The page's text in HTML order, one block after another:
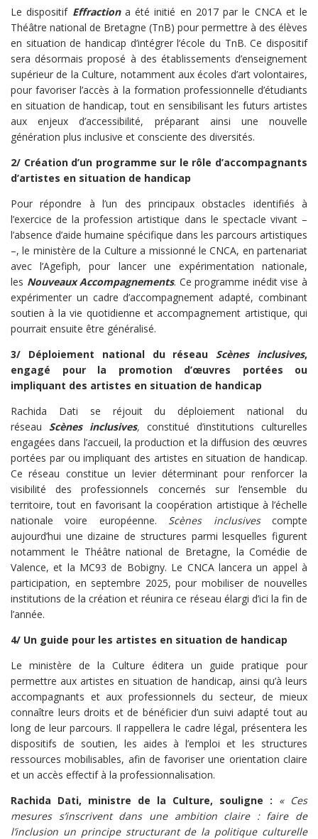
Le dispositif Effraction a été initié en 2017 par le CNCA et le
Théâtre national de Bretagne (TnB) pour permettre à des élèves
en situation de handicap d’intégrer l’école du TnB. Ce dispositif
sera désormais proposé à des établissements d’enseignement
supérieur de la Culture, notamment aux écoles d’art volontaires,
pour favoriser l’accès à la formation professionnelle d’étudiants
en situation de handicap, tout en sensibilisant les futurs artistes
aux enjeux d’accessibilité, préparant ainsi une nouvelle
génération plus inclusive et consciente des diversités.
2/ Création d’un programme sur le rôle d’accompagnants
d’artistes en situation de handicap
Pour répondre à l’un des principaux obstacles identifiés à
l’exercice de la profession artistique dans le spectacle vivant –
l’absence d’aide humaine spécifique dans les parcours artistiques
–, le ministère de la Culture a missionné le CNCA, en partenariat
avec l’Agefiph, pour lancer une expérimentation nationale,
les Nouveaux Accompagnements. Ce programme inédit vise à
expérimenter un cadre d’accompagnement adapté, combinant
soutien à la vie quotidienne et accompagnement artistique, qui
pourrait ensuite être généralisé.
3/ Déploiement national du réseau Scènes inclusives,
engagé pour la promotion d’œuvres portées ou
impliquant des artistes en situation de handicap
Rachida Dati se réjouit du déploiement national du
réseau Scènes inclusives, constitué d’institutions culturelles
engagées dans l’accueil, la production et la diffusion des œuvres
portées par ou impliquant des artistes en situation de handicap.
Ce réseau constitue un levier déterminant pour renforcer la
visibilité des professionnels concernés sur l’ensemble du
territoire, tout en favorisant la coopération artistique à l’échelle
nationale voire européenne. Scènes inclusivescompte
aujourd’hui une dizaine de structures parmi lesquelles figurent
notamment le Théâtre national de Bretagne, la Comédie de
Valence, et la MC93 de Bobigny. Le CNCA lancera un appel à
participation, en septembre 2025, pour mobiliser de nouvelles
institutions de la création et réunira ce réseau élargi d’ici la fin de
l’année.
4/ Un guide pour les artistes en situation de handicap
Le ministère de la Culture éditera un guide pratique pour
permettre aux artistes en situation de handicap, ainsi qu’à leurs
accompagnants et aux professionnels du secteur, de mieux
connaître leurs droits et de bénéficier d’un suivi adapté tout au
long de leur parcours. Il rappellera le cadre légal, présentera les
dispositifs de soutien, les aides à l’emploi et les structures
ressources mobilisables, afin de favoriser une orientation claire
et un accès effectif à la professionnalisation.
Rachida Dati, ministre de la Culture, souligne : « Ces
mesures s’inscrivent dans une ambition claire : faire de
l’inclusion un principe structurant de la politique culturelle